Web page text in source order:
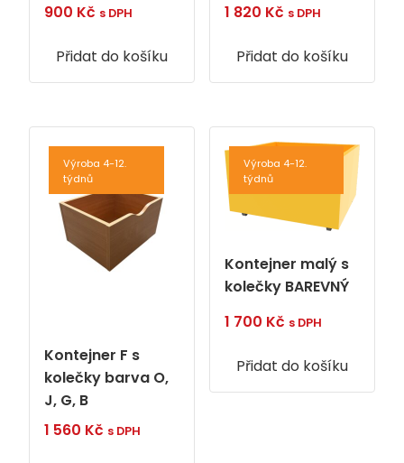
900 Kč s DPH
Přidat do košíku
1 820 Kč s DPH
Přidat do košíku
Výroba 4-12.
týdnů
Kontejner F s
kolečky barva O,
J, G, B
1 560 Kč s DPH
Výroba 4-12.
týdnů
Kontejner malý s
kolečky BAREVNÝ
1 700 Kč s DPH
Přidat do košíku